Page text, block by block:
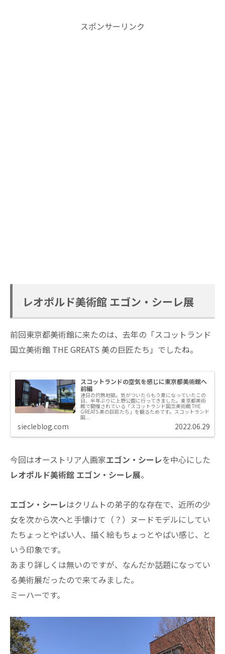
スポンサーリンク
レオポルド美術館 エゴン・シーレ展
前回東京都美術館に来たのは、去年の「スコットランド
国立美術館 THE GREATS 美の巨匠たち」でしたね。
スコットランドの空気を感じに東京都美術館へ
前編
連日の灼熱地獄。気がついたらもう夏になっていたこの
日、半年ぶりに上野公園に行ってきました。東京都美術
館で開催されている「スコットランド国立美術館 THE
GREATS 美の巨匠たち」を観るためです。スコットランド
国...
siecleblog.com 2022.06.29
今回はオーストリア人画家エゴン・シーレを中心にした
レオポルド美術館 エゴン・シーレ展。
エゴン・シーレはクリムトの弟子的な存在で、近所の少
女を次から次へと手懐けて（？）ヌードモデルにしてい
たちょっとやばい人、描く絵もちょっとやばい感じ、と
いう印象です。
あまり詳しくは無いのですが、なんだか話題になってい
る美術展だったので来てみました。
ミーハーです。